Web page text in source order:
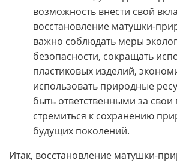
возможность внести свой
восстановление матушки-
важно соблюдать меры
безопасности, сокращать
пластиковых изделий,
использовать природные
быть ответственными за свои
стремиться к сохранению
будущих поколений.
Итак, восстановление матушки-